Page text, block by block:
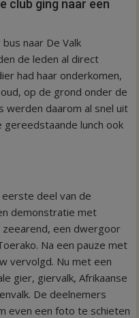
club ging naar een
naar De Valk
de leden al direct
had haar onderkomen,
op de grond onder de
werden daarom al snel uit
lunch ook
deel van de
demonstratie met
zeearend, een dwergoor
Na een pauze met
vervolgd. Nu met een
gier, giervalk, Afrikaanse
De deelnemers
even een foto te schieten